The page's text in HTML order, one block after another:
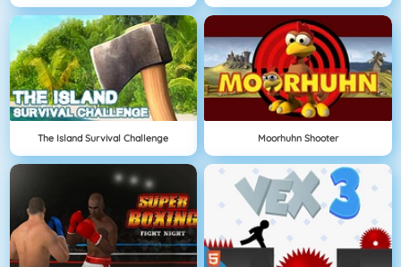
The Island Survival Challenge Moorhuhn Shooter